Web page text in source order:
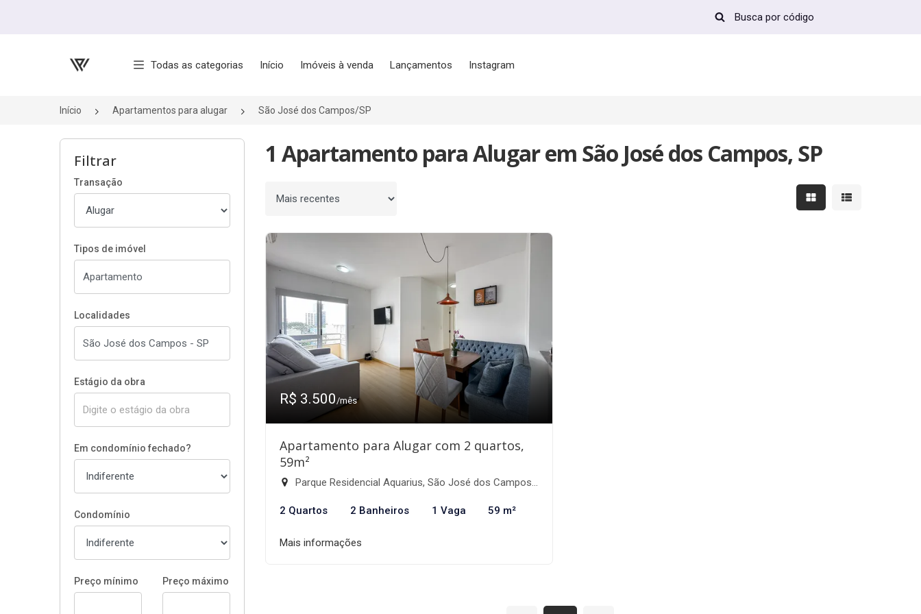
Página inicial
Todas as categorias Início Imóveis à venda Lançamentos Instagram
Início Apartamentos para alugar São José dos Campos/SP
Filtrar
Transação
Tipos de imóvel
Localidades
Estágio da obra
Em condomínio fechado?
Condomínio
Preço mínimo Preço máximo
1 Apartamento para Alugar em São José dos Campos, SP
Ordenar por Mostrar resultados em
Mostrar
R$ 3.500/mês
Apartamento para Alugar com 2 quartos,
59m²
Parque Residencial Aquarius, São José dos Campos-SP
2 Quartos 2 Banheiros 1 Vaga 59 m²
Mais informações